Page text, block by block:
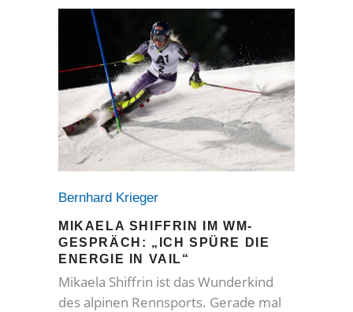
Bernhard Krieger
MIKAELA SHIFFRIN IM WM-
GESPRÄCH: „ICH SPÜRE DIE
ENERGIE IN VAIL“
Mikaela Shiffrin ist das Wunderkind
des alpinen Rennsports. Gerade mal